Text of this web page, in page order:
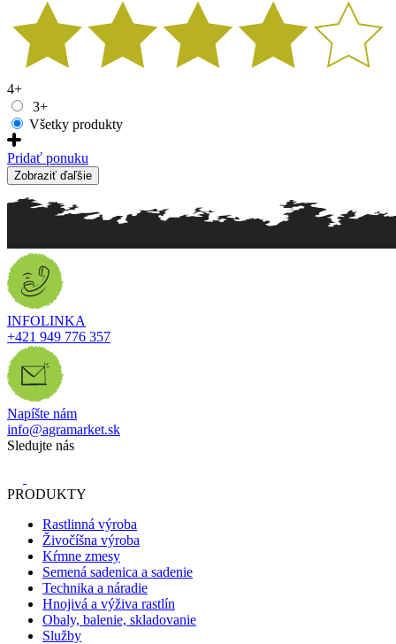
4+
3+
Všetky produkty
Pridať ponuku
Zobraziť ďaľšie
INFOLINKA
+421 949 776 357
Napíšte nám
info@agramarket.sk
Sledujte nás
PRODUKTY
Rastlinná výroba
Živočíšna výroba
Kŕmne zmesy
Semená sadenica a sadenie
Technika a náradie
Hnojivá a výživa rastlín
Obaly, balenie, skladovanie
Služby